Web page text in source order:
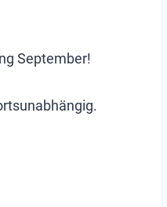
September!